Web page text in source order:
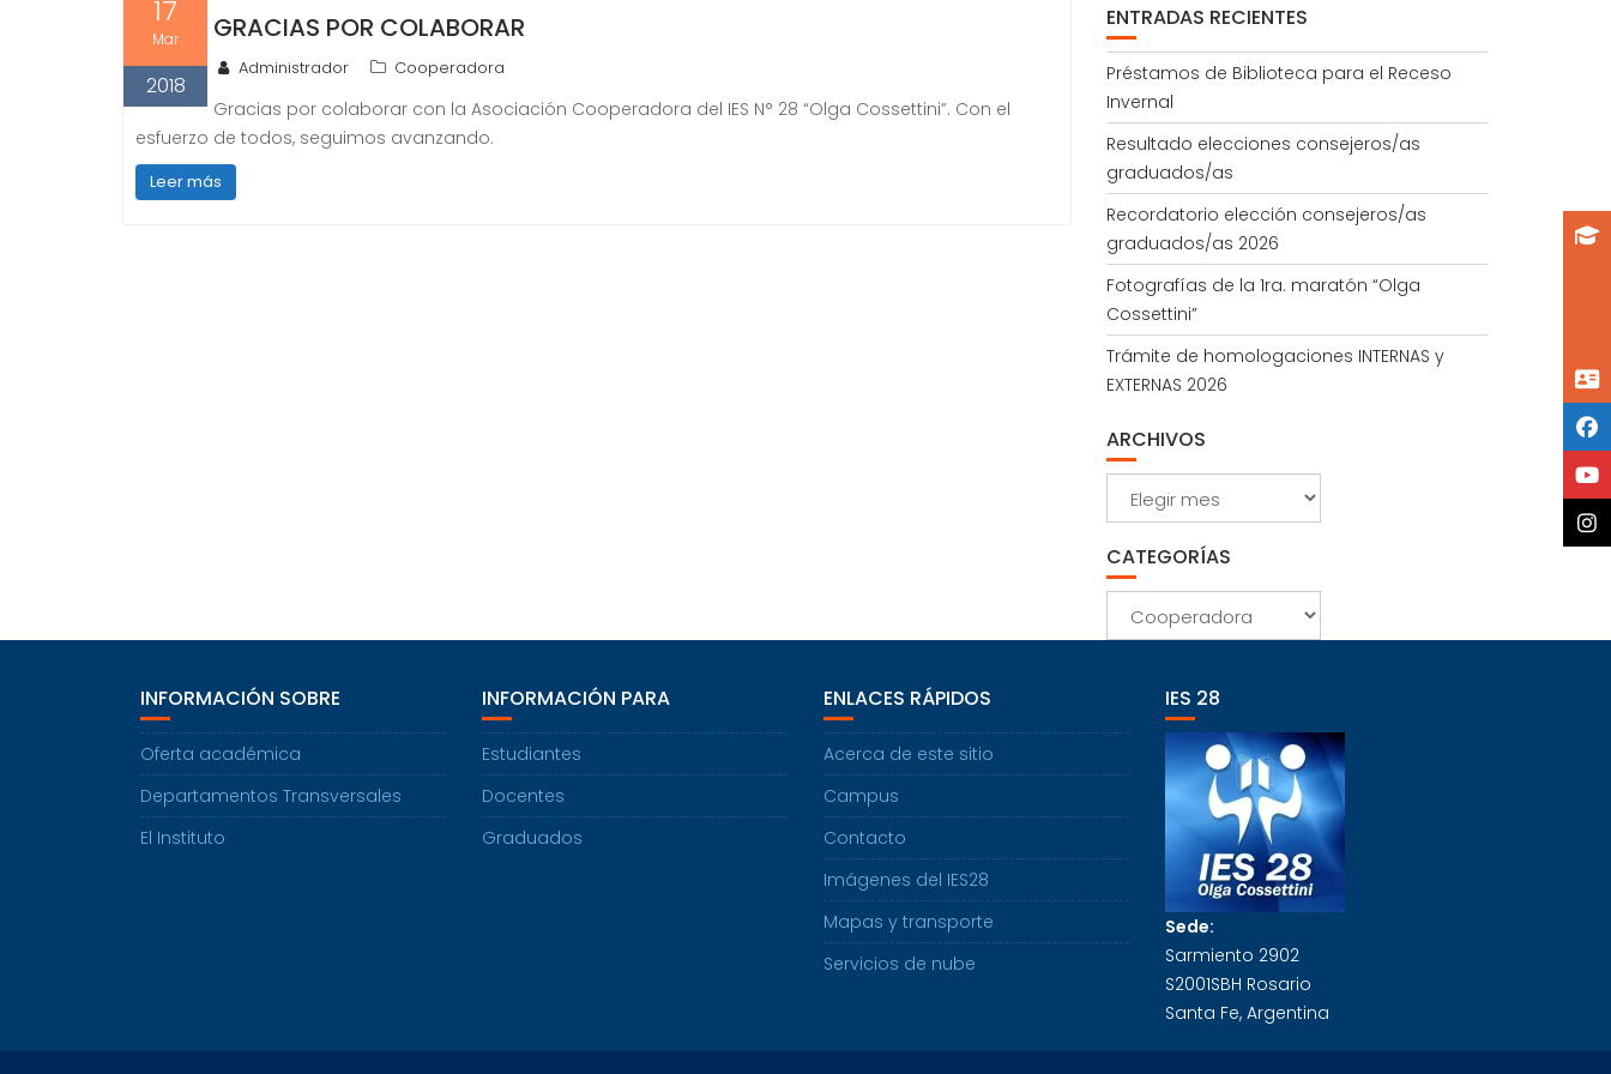
17
Mar
2018
GRACIAS POR COLABORAR
Administrador Cooperadora
Gracias por colaborar con la Asociación Cooperadora del IES N° 28 “Olga Cossettini”. Con el
esfuerzo de todos, seguimos avanzando.
Leer más
ENTRADAS RECIENTES
Préstamos de Biblioteca para el Receso
Invernal
Resultado elecciones consejeros/as
graduados/as
Recordatorio elección consejeros/as
graduados/as 2026
Fotografías de la 1ra. maratón “Olga
Cossettini”
Trámite de homologaciones INTERNAS y
EXTERNAS 2026
ARCHIVOS
Archivos
CATEGORÍAS
INFORMACIÓN SOBRE
Oferta académica
Departamentos Transversales
El Instituto
INFORMACIÓN PARA
Estudiantes
Docentes
Graduados
ENLACES RÁPIDOS
Acerca de este sitio
Campus
Contacto
Imágenes del IES28
Mapas y transporte
Servicios de nube
IES 28
Sede:
Sarmiento 2902
S2001SBH Rosario
Santa Fe, Argentina